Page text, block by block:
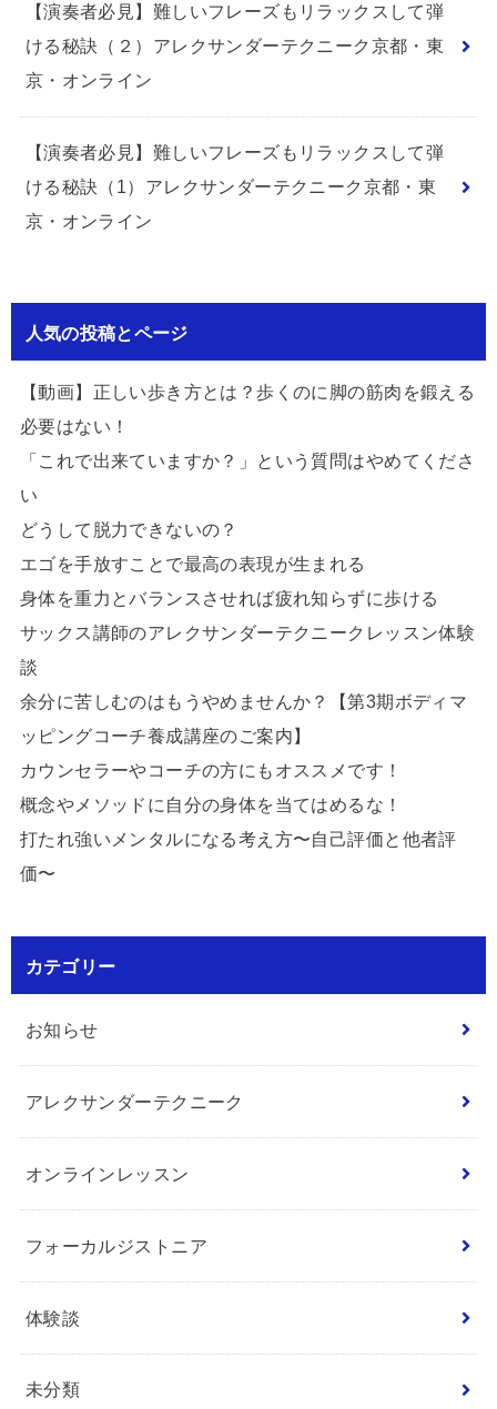
【演奏者必見】難しいフレーズもリラックスして弾
ける秘訣（２）アレクサンダーテクニーク京都・東
京・オンライン
【演奏者必見】難しいフレーズもリラックスして弾
ける秘訣（1）アレクサンダーテクニーク京都・東
京・オンライン
人気の投稿とページ
【動画】正しい歩き方とは？歩くのに脚の筋肉を鍛える
必要はない！
「これで出来ていますか？」という質問はやめてくださ
い
どうして脱力できないの？
エゴを手放すことで最高の表現が生まれる
身体を重力とバランスさせれば疲れ知らずに歩ける
サックス講師のアレクサンダーテクニークレッスン体験
談
余分に苦しむのはもうやめませんか？【第3期ボディマ
ッピングコーチ養成講座のご案内】
カウンセラーやコーチの方にもオススメです！
概念やメソッドに自分の身体を当てはめるな！
打たれ強いメンタルになる考え方〜自己評価と他者評
価〜
カテゴリー
お知らせ
アレクサンダーテクニーク
オンラインレッスン
フォーカルジストニア
体験談
未分類